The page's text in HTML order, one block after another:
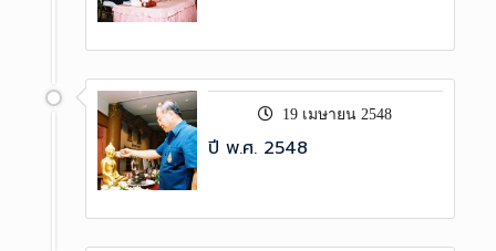
19 เมษายน 2548
ปี พ.ศ. 2548